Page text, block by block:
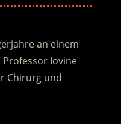
an einem
Iovine
Chirurg und